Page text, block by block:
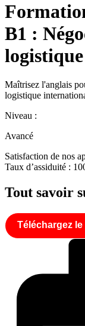
B1 :
logistique
Maîtrisez l'anglais
logistique
Niveau :
Avancé
Satisfaction de nos
Taux d’assiduité :
Tout savoir
Téléchargez